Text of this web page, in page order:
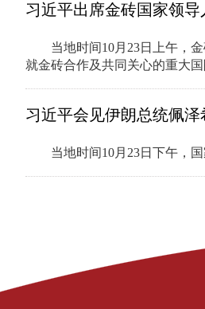
习近平出席金砖国家领
当地时间10月23日上午，
就金砖合作及共同关心的重大
习近平会见伊朗总统佩泽
当地时间10月23日下午，